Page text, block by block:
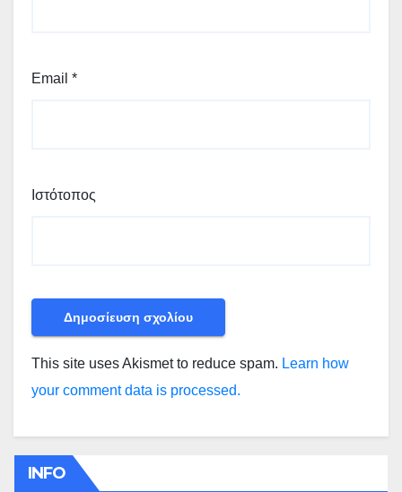
Email *
Ιστότοπος
This site uses Akismet to reduce spam. Learn how
your comment data is processed.
INFO